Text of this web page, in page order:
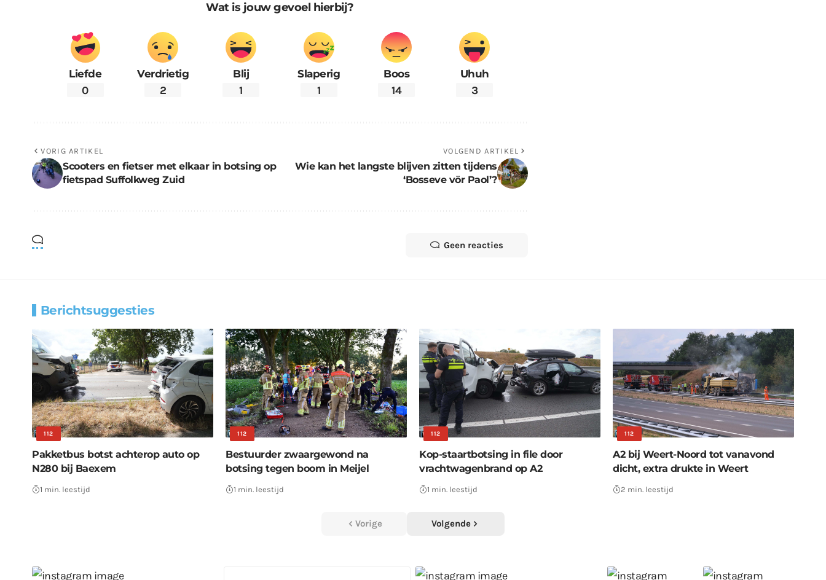
Wat is jouw gevoel hierbij?
Liefde
0
Verdrietig
2
Blij
1
Slaperig
1
Boos
14
Uhuh
3
VORIG ARTIKEL
Scooters en fietser met elkaar in botsing op
fietspad Suffolkweg Zuid
VOLGEND ARTIKEL
Wie kan het langste blijven zitten tijdens
‘Bosseve vör Paol’?
Geen reacties
Berichtsuggesties
112
Pakketbus botst achterop auto op
N280 bij Baexem
1 min. leestijd
112
Bestuurder zwaargewond na
botsing tegen boom in Meijel
1 min. leestijd
112
Kop-staartbotsing in file door
vrachtwagenbrand op A2
1 min. leestijd
112
A2 bij Weert-Noord tot vanavond
dicht, extra drukte in Weert
2 min. leestijd
Vorige Volgende